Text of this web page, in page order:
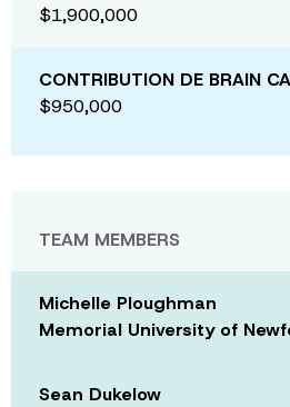
$1,900,000
CONTRIBUTION DE BRAIN
$950,000
TEAM MEMBERS
Michelle Ploughman
Memorial University of
Sean Dukelow